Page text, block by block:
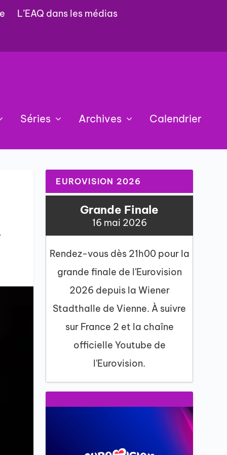
L’EAQ dans les médias
Séries Archives Calendrier
EUROVISION 2026
Grande Finale
16 mai 2026
Rendez-vous dès 21h00 pour la
grande finale de l'Eurovision
2026 depuis la Wiener
Stadthalle de Vienne. À suivre
sur France 2 et la chaîne
officielle Youtube de
l'Eurovision.